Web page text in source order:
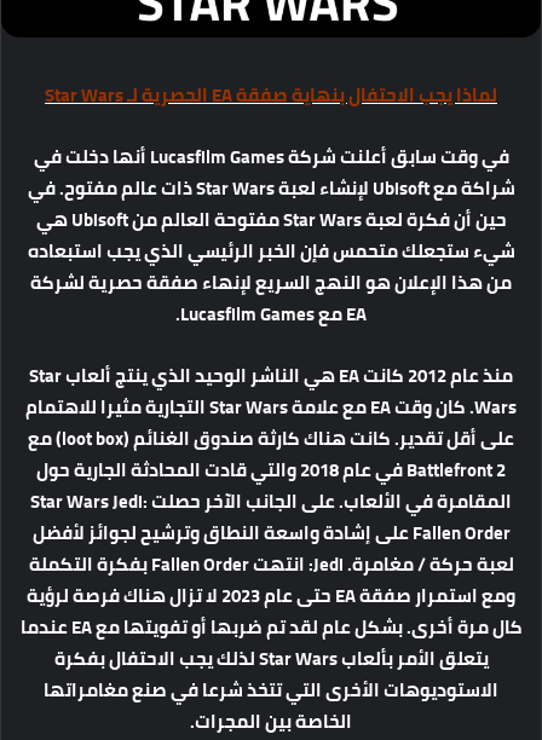
لماذا يجب الاحتفال بنهاية صفقة EA الحصرية لـ Star Wars
في وقت سابق أعلنت شركة Lucasfilm Games أنها دخلت في
شراكة مع Ubisoft لإنشاء لعبة Star Wars ذات عالم مفتوح. في
حين أن فكرة لعبة Star Wars مفتوحة العالم من Ubisoft هي
شيء ستجعلك متحمس فإن الخبر الرئيسي الذي يجب استبعاده
من هذا الإعلان هو النهج السريع لإنهاء صفقة حصرية لشركة
EA مع Lucasfilm Games.
منذ عام 2012 كانت EA هي الناشر الوحيد الذي ينتج ألعاب Star
Wars. كان وقت EA مع علامة Star Wars التجارية مثيرا للاهتمام
على أقل تقدير. كانت هناك كارثة صندوق الغنائم (loot box) مع
Battlefront 2 في عام 2018 والتي قادت المحادثة الجارية حول
المقامرة في الألعاب. على الجانب الآخر حصلت Star Wars Jedi:
Fallen Order على إشادة واسعة النطاق وترشيح لجوائز لأفضل
لعبة حركة / مغامرة. Jedi: انتهت Fallen Order بفكرة التكملة
ومع استمرار صفقة EA حتى عام 2023 لا تزال هناك فرصة لرؤية
كال مرة أخرى. بشكل عام لقد تم ضربها أو تفويتها مع EA عندما
يتعلق الأمر بألعاب Star Wars لذلك يجب الاحتفال بفكرة
الاستوديوهات الأخرى التي تتخذ شرعا في صنع مغامراتها
الخاصة بين المجرات.